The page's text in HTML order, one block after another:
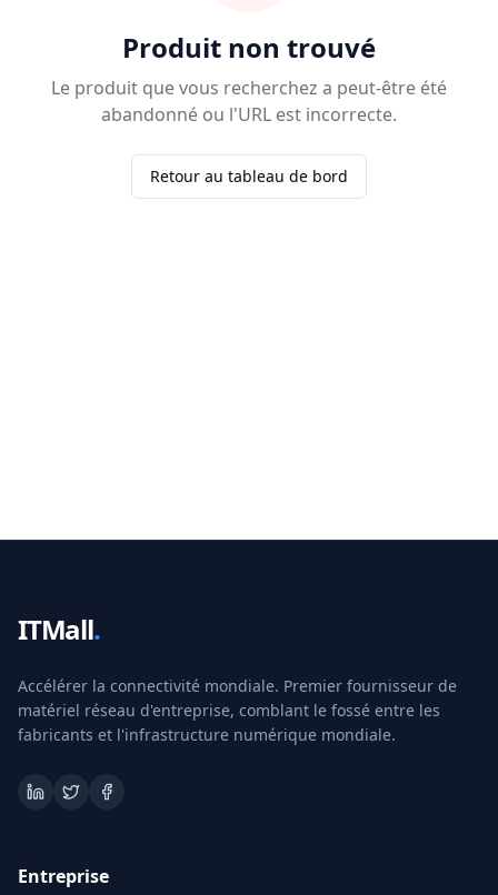
Produit non trouvé
Le produit que vous recherchez a peut-être été
abandonné ou l'URL est incorrecte.
Retour au tableau de bord
ITMall.
Accélérer la connectivité mondiale. Premier fournisseur de
matériel réseau d'entreprise, comblant le fossé entre les
fabricants et l'infrastructure numérique mondiale.
Entreprise